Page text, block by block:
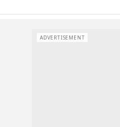
ADVERTISEMENT